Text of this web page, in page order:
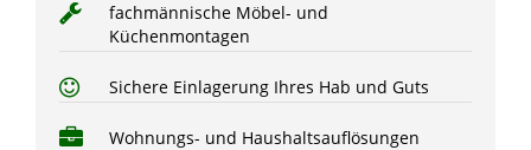
fachmännische Möbel- und
Küchenmontagen
Sichere Einlagerung Ihres Hab und Guts
Wohnungs- und Haushaltsauflösungen